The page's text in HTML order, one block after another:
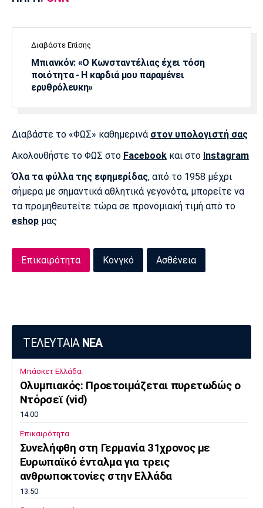
Διαβάστε Επίσης
Μπιανκόν: «Ο Κωνσταντέλιας έχει τόση
ποιότητα - Η καρδιά μου παραμένει
ερυθρόλευκη»
Διαβάστε το «ΦΩΣ» καθημερινά στον υπολογιστή σας
Ακολουθήστε το ΦΩΣ στο Facebook και στο Instagram
Όλα τα φύλλα της εφημερίδας, από το 1958 μέχρι
σήμερα με σημαντικά αθλητικά γεγονότα, μπορείτε να
τα προμηθευτείτε τώρα σε προνομιακή τιμή από το
eshop μας
Επικαιρότητα Κονγκό Ασθένεια
ΤΕΛΕΥΤΑΙΑ ΝΕΑ
Μπάσκετ Ελλάδα
Ολυμπιακός: Προετοιμάζεται πυρετωδώς ο
Ντόρσεϊ (vid)
14:00
Επικαιρότητα
Συνελήφθη στη Γερμανία 31χρονος με
Ευρωπαϊκό ένταλμα για τρεις
ανθρωποκτονίες στην Ελλάδα
13:50